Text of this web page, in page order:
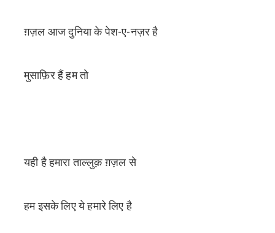
ग़ज़ल आज दुनिया के पेश-ए-नज़र है
मुसाफ़िर हैं हम तो
यही है हमारा ताल्लुक़ ग़ज़ल से
हम इसके लिए ये हमारे लिए है